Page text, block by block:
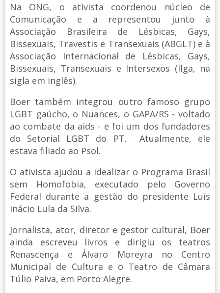
Na ONG, o ativista coordenou núcleo de
Comunicação e a representou junto à
Associação Brasileira de Lésbicas, Gays,
Bissexuais, Travestis e Transexuais (ABGLT) e à
Associação Internacional de Lésbicas, Gays,
Bissexuais, Transexuais e Intersexos (Ilga, na
sigla em inglês).
Boer também integrou outro famoso grupo
LGBT gaúcho, o Nuances, o GAPA/RS - voltado
ao combate da aids - e foi um dos fundadores
do Setorial LGBT do PT. Atualmente, ele
estava filiado ao Psol.
O ativista ajudou a idealizar o Programa Brasil
sem Homofobia, executado pelo Governo
Federal durante a gestão do presidente Luís
Inácio Lula da Silva.
Jornalista, ator, diretor e gestor cultural, Boer
ainda escreveu livros e dirigiu os teatros
Renascença e Álvaro Moreyra no Centro
Municipal de Cultura e o Teatro de Câmara
Túlio Paiva, em Porto Alegre.